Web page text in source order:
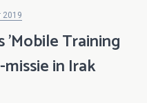
2019
'Mobile Training
in Irak